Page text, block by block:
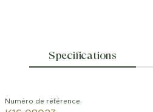
Specifications
Numéro de référence